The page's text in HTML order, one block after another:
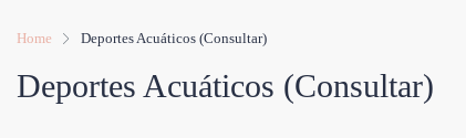
Home Deportes Acuáticos (Consultar)
Deportes Acuáticos (Consultar)